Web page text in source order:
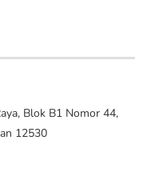
Blok B1 Nomor 44,
12530